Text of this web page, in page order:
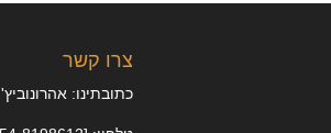
צרו קשר
כתובתינו: אהרונוביץ' 12 בני ברק